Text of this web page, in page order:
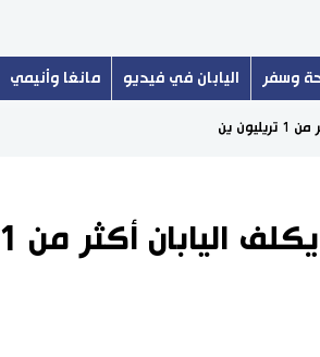
وسفر اليابان في فيديو مانغا وأنيمي
ين
توسيع شبه حالة الطوارئ يكلف اليابان أكثر من 1